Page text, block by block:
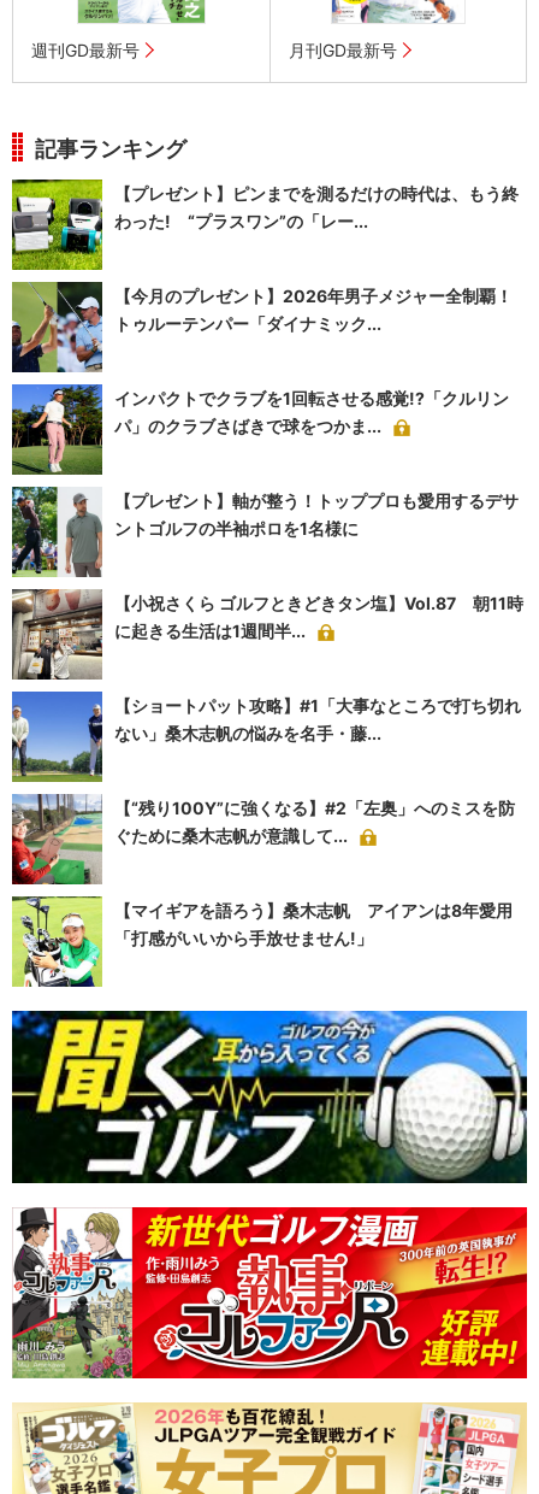
週刊GD最新号 月刊GD最新号
記事ランキング
【プレゼント】ピンまでを測るだけの時代は、もう終
わった! “プラスワン”の「レー...
【今月のプレゼント】2026年男子メジャー全制覇！
トゥルーテンパー「ダイナミック...
インパクトでクラブを1回転させる感覚!?「クルリン
パ」のクラブさばきで球をつかま...
【プレゼント】軸が整う！トッププロも愛用するデサ
ントゴルフの半袖ポロを1名様に
【小祝さくら ゴルフときどきタン塩】Vol.87 朝11時
に起きる生活は1週間半...
【ショートパット攻略】#1「大事なところで打ち切れ
ない」桑木志帆の悩みを名手・藤...
【“残り100Y”に強くなる】#2「左奥」へのミスを防
ぐために桑木志帆が意識して...
【マイギアを語ろう】桑木志帆 アイアンは8年愛用
「打感がいいから手放せません!」